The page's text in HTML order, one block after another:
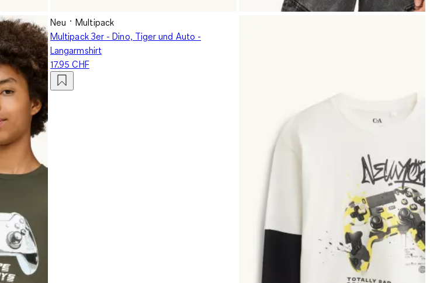
Neu
Multipack
Multipack 3er - Dino, Tiger und Auto -
Langarmshirt
17.95 CHF